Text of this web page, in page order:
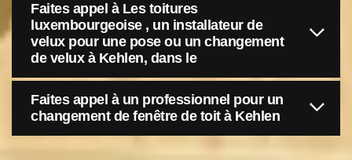
Faites appel à Les toitures
luxembourgeoise , un installateur de
velux pour une pose ou un changement
de velux à Kehlen, dans le
Faites appel à un professionnel pour un
changement de fenêtre de toit à Kehlen